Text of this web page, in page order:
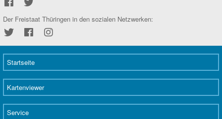
Der Freistaat Thüringen in den sozialen Netzwerken:
Twitter FacebookInstagram
Startseite
Kartenviewer
Service